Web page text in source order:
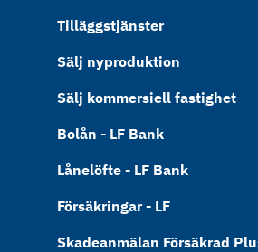
Tilläggstjänster
Sälj nyproduktion
Sälj kommersiell fastighet
Bolån - LF Bank
Lånelöfte - LF Bank
Försäkringar - LF
Skadeanmälan Försäkrad